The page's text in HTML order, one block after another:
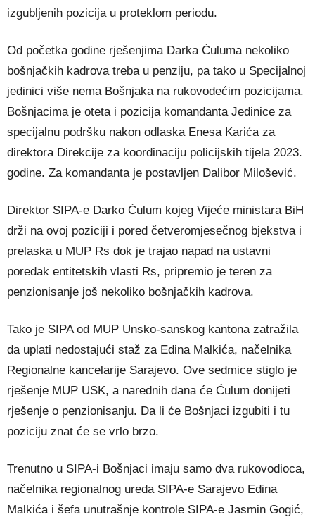
izgubljenih pozicija u proteklom periodu.
Od početka godine rješenjima Darka Ćuluma nekoliko
bošnjačkih kadrova treba u penziju, pa tako u Specijalnoj
jedinici više nema Bošnjaka na rukovodećim pozicijama.
Bošnjacima je oteta i pozicija komandanta Jedinice za
specijalnu podršku nakon odlaska Enesa Karića za
direktora Direkcije za koordinaciju policijskih tijela 2023.
godine. Za komandanta je postavljen Dalibor Milošević.
Direktor SIPA-e Darko Ćulum kojeg Vijeće ministara BiH
drži na ovoj poziciji i pored četveromjesečnog bjekstva i
prelaska u MUP Rs dok je trajao napad na ustavni
poredak entitetskih vlasti Rs, pripremio je teren za
penzionisanje još nekoliko bošnjačkih kadrova.
Tako je SIPA od MUP Unsko-sanskog kantona zatražila
da uplati nedostajući staž za Edina Malkića, načelnika
Regionalne kancelarije Sarajevo. Ove sedmice stiglo je
rješenje MUP USK, a narednih dana će Ćulum donijeti
rješenje o penzionisanju. Da li će Bošnjaci izgubiti i tu
poziciju znat će se vrlo brzo.
Trenutno u SIPA-i Bošnjaci imaju samo dva rukovodioca,
načelnika regionalnog ureda SIPA-e Sarajevo Edina
Malkića i šefa unutrašnje kontrole SIPA-e Jasmin Gogić,